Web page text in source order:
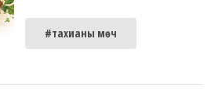
#тахианы мөч